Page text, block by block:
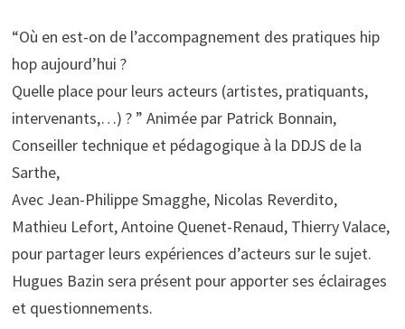
“Où en est-on de l’accompagnement des pratiques hip
hop aujourd’hui ?
Quelle place pour leurs acteurs (artistes, pratiquants,
intervenants,…) ? ” Animée par Patrick Bonnain,
Conseiller technique et pédagogique à la DDJS de la
Sarthe,
Avec Jean-Philippe Smagghe, Nicolas Reverdito,
Mathieu Lefort, Antoine Quenet-Renaud, Thierry Valace,
pour partager leurs expériences d’acteurs sur le sujet.
Hugues Bazin sera présent pour apporter ses éclairages
et questionnements.